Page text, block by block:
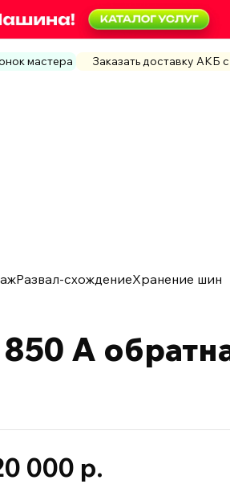
мастера Заказать доставку АКБ
Развал-схождениеХранение шин
А
000 р.